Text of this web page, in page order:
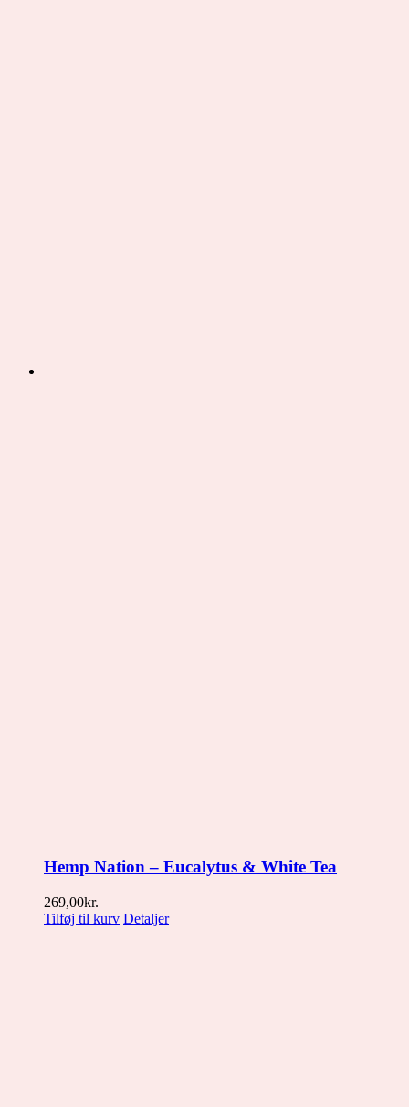
Hemp Nation – Eucalytus & White Tea
269,00kr.
Tilføj til kurv Detaljer